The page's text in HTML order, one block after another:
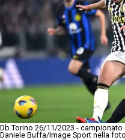
Db Torino 26/11/2023 -
Daniele Buffa/Image Sport nella